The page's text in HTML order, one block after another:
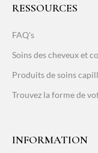
RESSOURCES
FAQ's
Soins des cheveux et
Produits de soins
Trouvez la forme de
INFORMATION